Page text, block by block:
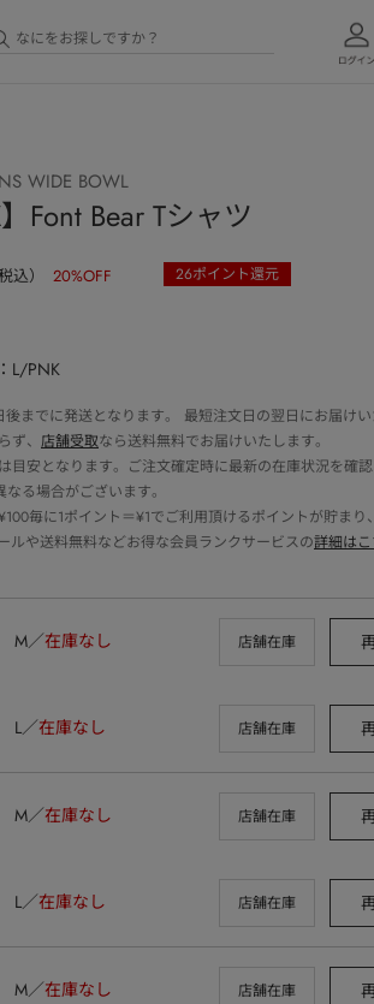
WIDE BOWL
】Font Bear Tシャツ
込） 20%OFF 26ポイント還元
L/PNK
までに発送となります。 最短注文日の翌日にお届けい
ず、 店舗受取なら送料無料でお届けいたします。
目安となります。ご注文確定時に最新の在庫状況を確
る場合がございます。
毎に1ポイント＝¥1でご利用頂けるポイントが貯ま
ルや送料無料などお得な会員ランクサービスの詳細はこ
M 在庫なし 店舗在庫
L 在庫なし 店舗在庫
M 在庫なし 店舗在庫
L 在庫なし 店舗在庫
M 在庫なし 店舗在庫